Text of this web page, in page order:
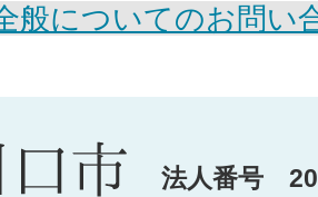
般についてのお問い
法人番号